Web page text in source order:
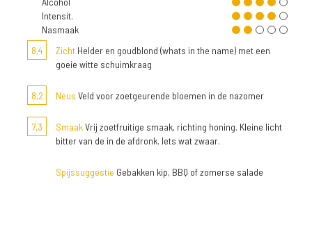
Intensit.
Nasmaak
8,4
Zicht Helder en goudblond (whats in the name) met een
goeie witte schuimkraag
8,2 Neus Veld voor zoetgeurende bloemen in de nazomer
7,3 SmaakVrij zoetfruitige smaak, richting honing. Kleine licht
bitter van de in de afdronk. Iets wat zwaar.
Spijssuggestie Gebakken kip, BBQ of zomerse salade